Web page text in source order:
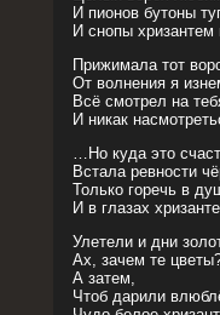
И пионов бутоны
И снопы
Прижимала тот
От волнения я
Всё смотрел на
И никак
…Но куда это
Встала ревности
Только горечь в
И в глазах
Улетели и дни
Ах, зачем те
А затем,
Чтоб дарили